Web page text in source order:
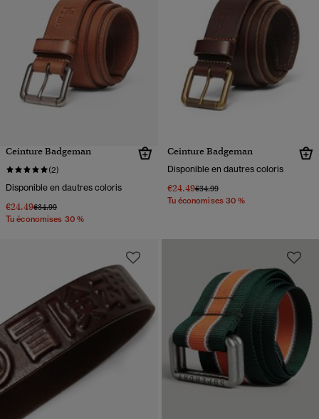
Ceinture Badgeman
(2)
Disponible en dautres coloris
€24.49Prix réduit de
€34.99à
Tu économises 30 %
Ceinture Badgeman
Disponible en dautres coloris
€24.49Prix réduit de
€34.99à
Tu économises 30 %